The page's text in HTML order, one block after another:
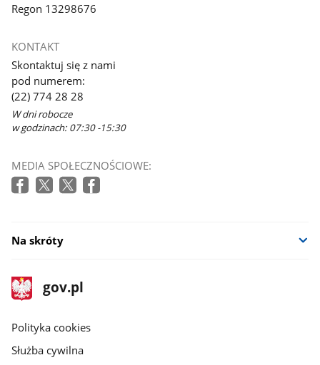
Regon 13298676
KONTAKT
Skontaktuj się z nami
pod numerem:
(22) 774 28 28
W dni robocze
w godzinach: 07:30 -15:30
MEDIA SPOŁECZNOŚCIOWE:
Na skróty
stopka
gov.pl
Strona
gov.pl
gov.pl
Polityka cookies
Służba cywilna